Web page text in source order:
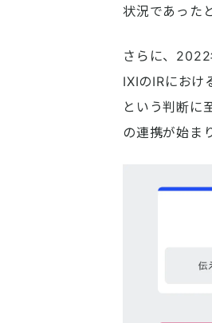
状況であった
さらに、
IXIのIRにおけ
という判断に
の連携が始ま